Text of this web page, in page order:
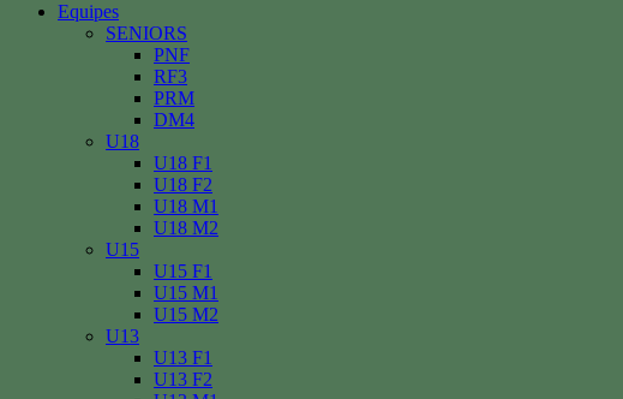
Equipes
SENIORS
PNF
RF3
PRM
DM4
U18
U18 F1
U18 F2
U18 M1
U18 M2
U15
U15 F1
U15 M1
U15 M2
U13
U13 F1
U13 F2